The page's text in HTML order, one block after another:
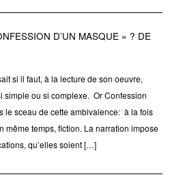
D’UN MASQUE » ? DE
si il faut, à la lecture de son oeuvre,
simple ou si complexe. Or Confession
le sceau de cette ambivalence: à la fois
même temps, fiction. La narration impose
qu’elles soient […]